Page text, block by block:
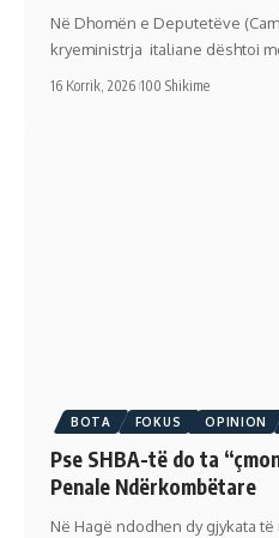
Në Dhomën e Deputetëve
kryeministrja italiane dështoi
16 Korrik, 2026 100 Shikime
BOTA FOKUS OPINION
Pse SHBA-të do ta
Penale Ndërkombëtare
Në Hagë ndodhen dy gjykata